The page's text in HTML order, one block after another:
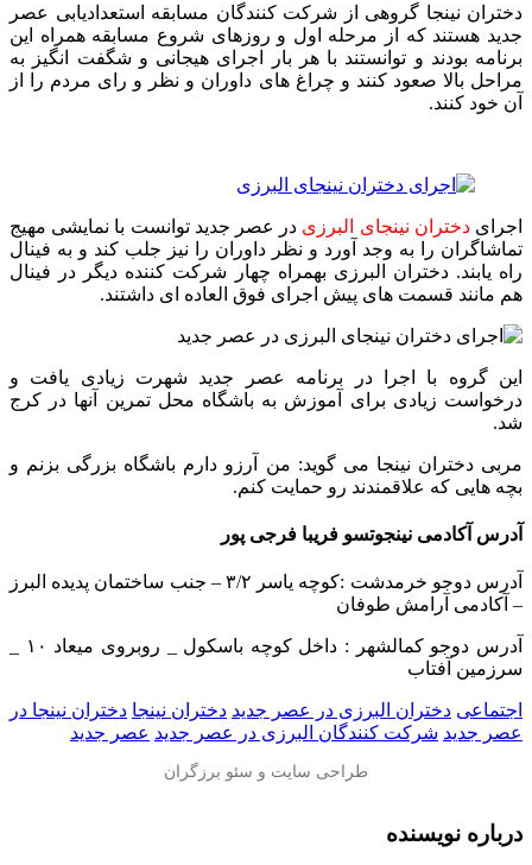
دختران نینجا گروهی از شرکت کنندگان مسابقه استعدادیابی عصر
جدید هستند که از مرحله اول و روزهای شروع مسابقه همراه این
برنامه بودند و توانستند با هر بار اجرای هیجانی و شگفت انگیز به
مراحل بالا صعود کنند و چراغ های داوران و نظر و رای مردم را از
آن خود کنند.
اجرایدختران نینجای البرزی در عصر جدید توانست با نمایشی مهیج
تماشاگران را به وجد آورد و نظر داوران را نیز جلب کند و به فینال
راه‌ یابند. دختران البرزی بهمراه چهار شرکت کننده دیگر در فینال
هم مانند قسمت های پیش اجرای فوق العاده ای داشتند.
این گروه با اجرا در برنامه عصر جدید شهرت زیادی یافت و
درخواست زیادی برای آموزش به باشگاه محل تمرین آنها در کرج
شد.
مربی دختران نینجا می گوید: من آرزو دارم باشگاه بزرگی بزنم و
بچه هایی که علاقمندند رو حمایت کنم.
آدرس آکادمی نینجوتسو فریبا فرجی پور
آدرس دوجو خرمدشت :کوچه یاسر ۳/۲ – جنب ساختمان پدیده البرز
– آکادمی آرامش طوفان
سرزمین آفتاب
اجتماعی دختران البرزی در عصر جدید دختران نینجا دختران نینجا در
عصر جدید شرکت کنندگان البرزی در عصر جدید عصر جدید
درباره نویسنده